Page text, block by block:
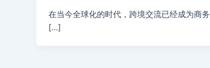
在当今全球化的时代，跨境交流已经成为商务
[…]